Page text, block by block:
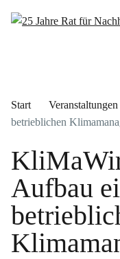
Start Veranstaltungen
betrieblichen
Aufbau